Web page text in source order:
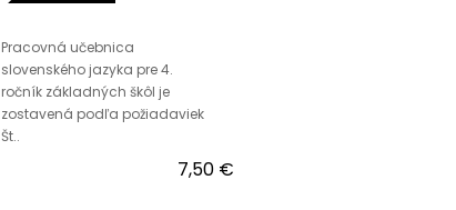
Pracovná učebnica
slovenského jazyka pre 4.
ročník základných škôl je
zostavená podľa požiadaviek
Št..
7,50 €